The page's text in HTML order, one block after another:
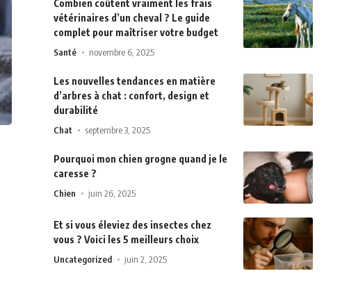
Combien coûtent vraiment les frais
vétérinaires d’un cheval ? Le guide
complet pour maîtriser votre budget
Santé novembre 6, 2025
Les nouvelles tendances en matière
d’arbres à chat : confort, design et
durabilité
Chat septembre 3, 2025
Pourquoi mon chien grogne quand je le
caresse ?
Chien juin 26, 2025
Et si vous éleviez des insectes chez
vous ? Voici les 5 meilleurs choix
Uncategorized juin 2, 2025